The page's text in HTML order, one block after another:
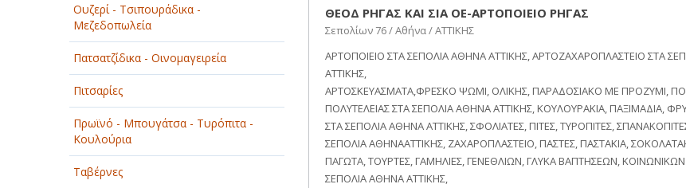
ΕΜΠΟΡΙΟ - ΕΜΠΟΡΙΚΑ ΚΑΤΑΣΤΗΜΑΤΑ
ΕΡΓΟΣΤΑΣΙΑ - ΒΙΟΜΗΧΑΝΙΕΣ
ΞΕΝΟΔΟΧΕΙΑ - ΤΟΥΡΙΣΜΟΣ
ΟΜΟΡΦΙΑ
ΠΑΡΟΧΗ ΥΠΗΡΕΣΙΩΝ
ΤΕΧΝΙΚΑ - ΚΑΤΑΣΚΕΥΑΣΤΙΚΑ
Ουζερί - Τσιπουράδικα -
Μεζεδοπωλεία
Πατσατζίδικα - Οινομαγειρεία
Πιτσαρίες
Πρωϊνό - Μπουγάτσα - Τυρόπιτα -
Κουλούρια
Ταβέρνες
ΘΕΟΔ ΡΗΓΑΣ ΚΑΙ ΣΙΑ ΟΕ-ΑΡΤΟΠΟΙΕΙΟ ΡΗΓΑΣ
Σεπολίων 76 / Αθήνα / ΑΤΤΙΚΗΣ
ΑΡΤΟΠΟΙΕΙΟ ΣΤΑ ΣΕΠΟΛΙΑ ΑΘΗΝΑ ΑΤΤΙΚΗΣ, ΑΡΤΟΖΑΧΑΡΟΠΛΑΣΤΕΙΟ ΣΤΑ
ΑΤΤΙΚΗΣ,
ΑΡΤΟΣΚΕΥΑΣΜΑΤΑ,ΦΡΕΣΚΟ ΨΩΜΙ, ΟΛΙΚΗΣ, ΠΑΡΑΔΟΣΙΑΚΟ ΜΕ ΠΡΟΖΥΜΙ,
ΠΟΛΥΤΕΛΕΙΑΣ ΣΤΑ ΣΕΠΟΛΙΑ ΑΘΗΝΑ ΑΤΤΙΚΗΣ, ΚΟΥΛΟΥΡΑΚΙΑ, ΠΑΞΙΜΑΔΙΑ,
ΣΤΑ ΣΕΠΟΛΙΑ ΑΘΗΝΑ ΑΤΤΙΚΗΣ, ΣΦΟΛΙΑΤΕΣ, ΠΙΤΕΣ, ΤΥΡΟΠΙΤΕΣ,
ΣΕΠΟΛΙΑ ΑΘΗΝΑΑΤΤΙΚΗΣ, ΖΑΧΑΡΟΠΛΑΣΤΕΙΟ, ΠΑΣΤΕΣ, ΠΑΣΤΑΚΙΑ,
ΠΑΓΩΤΑ, ΤΟΥΡΤΕΣ, ΓΑΜΗΛΙΕΣ, ΓΕΝΕΘΛΙΩΝ, ΓΛΥΚΑ ΒΑΠΤΗΣΕΩΝ,
ΣΕΠΟΛΙΑ ΑΘΗΝΑ ΑΤΤΙΚΗΣ,